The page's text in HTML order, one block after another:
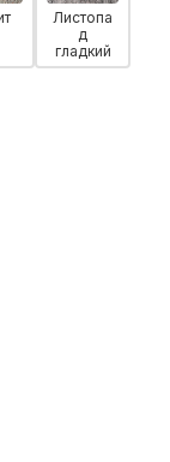
Листопа
д
гладкий